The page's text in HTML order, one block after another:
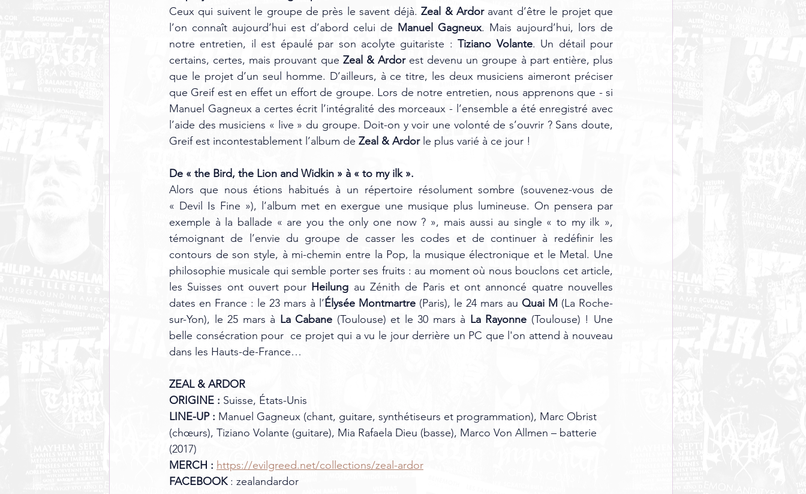
Ceux qui suivent le groupe de près le savent déjà. Zeal & Ardor avant d’être le projet que
l’on connaît aujourd’hui est d’abord celui de Manuel Gagneux. Mais aujourd’hui, lors de
notre entretien, il est épaulé par son acolyte guitariste : Tiziano Volante. Un détail pour
certains, certes, mais prouvant que Zeal & Ardor est devenu un groupe à part entière, plus
que le projet d’un seul homme. D’ailleurs, à ce titre, les deux musiciens aimeront préciser
que Greif est en effet un effort de groupe. Lors de notre entretien, nous apprenons que - si
Manuel Gagneux a certes écrit l’intégralité des morceaux - l’ensemble a été enregistré avec
l’aide des musiciens « live » du groupe. Doit-on y voir une volonté de s’ouvrir ? Sans doute,
Greif est incontestablement l’album de Zeal & Ardor le plus varié à ce jour !
De « the Bird, the Lion and Widkin » à « to my ilk ».
Alors que nous étions habitués à un répertoire résolument sombre (souvenez-vous de
« Devil Is Fine »), l’album met en exergue une musique plus lumineuse. On pensera par
exemple à la ballade « are you the only one now ? », mais aussi au single « to my ilk »,
témoignant de l’envie du groupe de casser les codes et de continuer à redéfinir les
contours de son style, à mi-chemin entre la Pop, la musique électronique et le Metal. Une
philosophie musicale qui semble porter ses fruits : au moment où nous bouclons cet article,
les Suisses ont ouvert pour Heilung au Zénith de Paris et ont annoncé quatre nouvelles
dates en France : le 23 mars à l’Élysée Montmartre (Paris), le 24 mars au Quai M (La Roche-
sur-Yon), le 25 mars à La Cabane (Toulouse) et le 30 mars à La Rayonne (Toulouse) ! Une
belle consécration pour  ce projet qui a vu le jour derrière un PC que l'on attend à nouveau
dans les Hauts-de-France…
ZEAL & ARDOR
ORIGINE : Suisse, États-Unis
LINE-UP : Manuel Gagneux (chant, guitare, synthétiseurs et programmation), Marc Obrist
(chœurs), Tiziano Volante (guitare), Mia Rafaela Dieu (basse), Marco Von Allmen – batterie
(2017)
MERCH : https://evilgreed.net/collections/zeal-ardor
FACEBOOK : zealandardor